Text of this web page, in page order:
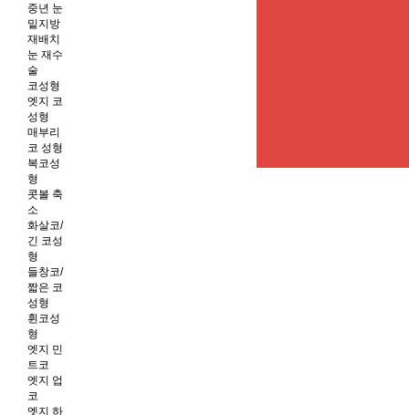
중년 눈
밑지방
재배치
눈 재수
술
코성형
엣지 코
성형
매부리
코 성형
복코성
형
콧볼 축
소
화살코/
긴 코성
형
들창코/
짧은 코
성형
휜코성
형
엣지 민
트코
엣지 업
코
엣지 하